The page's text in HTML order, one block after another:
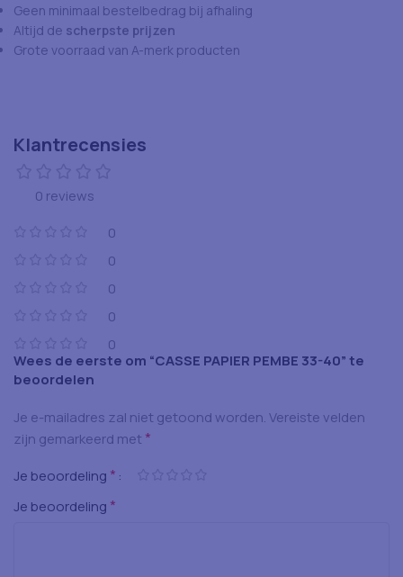
Geen minimaal bestelbedrag bij afhaling
Altijd de scherpste prijzen
Grote voorraad van A-merk producten
Klantrecensies
0 reviews
0
0
0
0
0
Wees de eerste om “CASSE PAPIER PEMBE 33-40” te
beoordelen
Je e-mailadres zal niet getoond worden.Vereiste velden
zijn gemarkeerd met *
Je beoordeling *
Je beoordeling *